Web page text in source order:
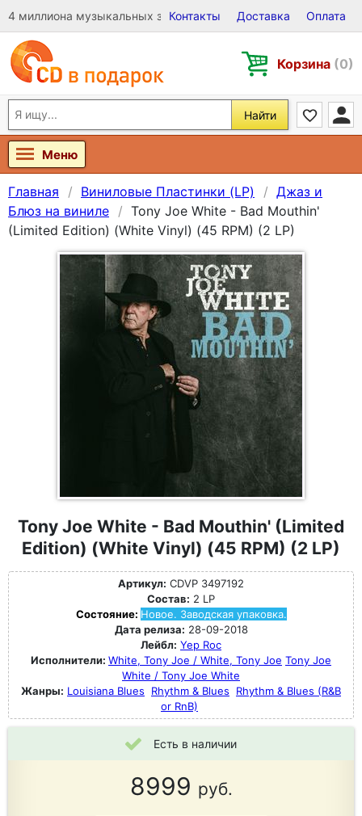
4 миллиона музыкальных записей на Виниле, CD и DVD
Контакты Доставка Оплата
Корзина (0)
Найти
Меню
Главная Виниловые Пластинки (LP)
Джаз и
Блюз на виниле
Tony Joe White - Bad Mouthin'
(Limited Edition) (White Vinyl) (45 RPM) (2 LP)
Tony Joe White - Bad Mouthin' (Limited
Edition) (White Vinyl) (45 RPM) (2 LP)
Артикул: CDVP 3497192
Состав: 2 LP
Состояние: Новое. Заводская упаковка.
Дата релиза: 28-09-2018
Лейбл: Yep Roc
Исполнители: White, Tony Joe / White, Tony Joe Tony Joe
White / Tony Joe White
Жанры: Louisiana Blues Rhythm & Blues
Rhythm & Blues (R&B
or RnB)
Есть в наличии
8999 руб.